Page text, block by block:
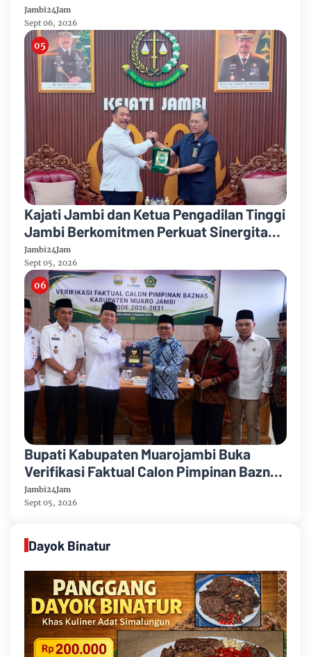
Mayang Jambi Keruh
Jambi24Jam
Sept 06, 2026
Kajati Jambi dan Ketua Pengadilan Tinggi
Jambi Berkomitmen Perkuat Sinergitas
Penegakan Hukum
Jambi24Jam
Sept 05, 2026
Bupati Kabupaten Muarojambi Buka
Verifikasi Faktual Calon Pimpinan Baznas
Tahun 2026-2031
Jambi24Jam
Sept 05, 2026
Dayok Binatur